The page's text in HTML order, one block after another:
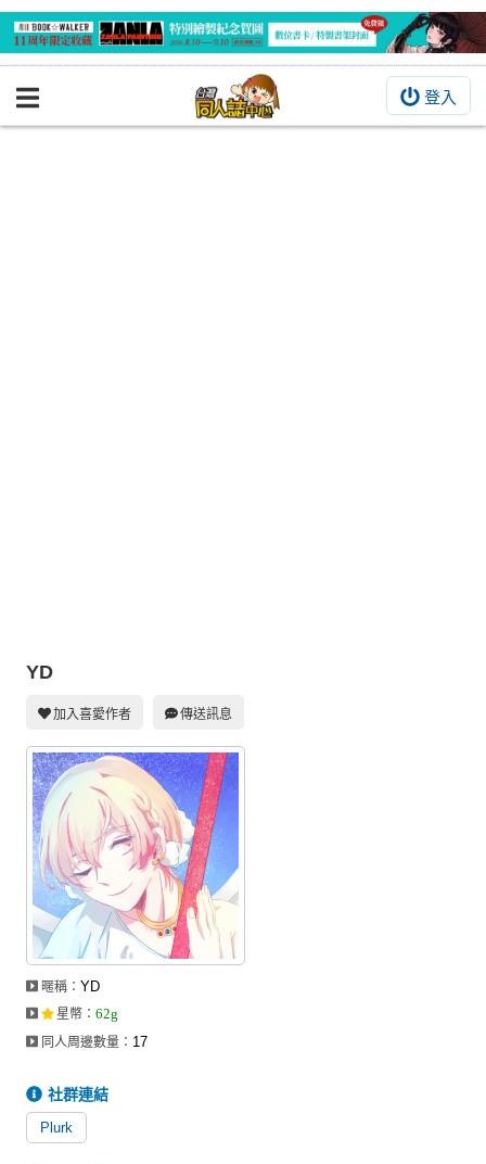
登入
BOOKY書集倉庫
攤位轉讓區
會員功能選單
會員中心
註冊會員
登入
YD
加入喜愛作者 傳送訊息
暱稱： YD
星幣 ：62g
同人周邊數量： 17
社群連結
Plurk